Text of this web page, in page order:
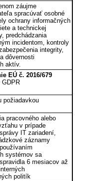
záujme
spracúvať osobné
ochrany informačných
a technickej
predchádzania
incidentom, kontroly
integrity,
dôvernosti
aktív.
EÚ č. 2016/679
GDPR
požiadavkou
pracovného alebo
v prípade
IT zariadení,
záznamy
systémov sa
6 mesiacov až
politík